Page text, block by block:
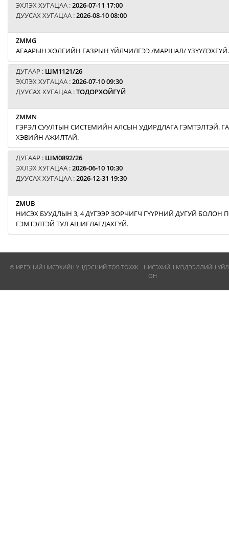
ЭХЛЭХ ХУГАЦАА :2026-07-11 17:00
ДУУСАХ ХУГАЦАА :2026-08-10 08:00
ZMMG
АГААРЫН ХӨЛГИЙН ГАЗРЫН ҮЙЛЧИЛГЭЭ /МАРШАЛ/ ҮЗҮҮЛЭХГҮЙ.
ДУГААР : ШМ1121/26
ЭХЛЭХ ХУГАЦАА :2026-07-10 09:30
ДУУСАХ ХУГАЦАА :ТОДОРХОЙГҮЙ
ZMMN
ГЭРЭЛ СУУЛТЫН СИСТЕМИЙН АЛСЫН УДИРДЛАГА ГЭМТЭЛТЭЙ.
ХЭВИЙН АЖИЛТАЙ.
ДУГААР : ШМ0892/26
ЭХЛЭХ ХУГАЦАА :2026-06-10 10:30
ДУУСАХ ХУГАЦАА :2026-12-31 19:30
ZMUB
НИСЭХ БУУДЛЫН 3, 4 ДҮГЭЭР ЗОРЧИГЧ ГҮҮРНИЙ ДУГУЙ БОЛОН
ГЭМТЭЛТЭЙ ТУЛ АШИГЛАГДАХГҮЙ.
© ИРГЭНИЙ НИСЭХИЙН ҮНДЭСНИЙ ТӨВ ТӨХХК - НИСЭХИЙН МЭДЭЭЛЛИЙН
ОН